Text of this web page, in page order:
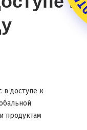
в доступе к
продуктам